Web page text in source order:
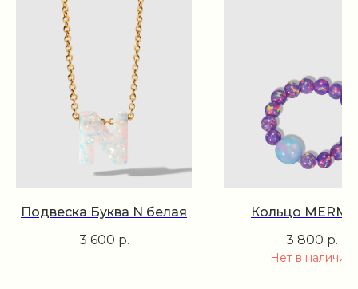
Подвеска Буква N белая
3 600 р.
Кольцо
3 800 р.
Нет в наличии